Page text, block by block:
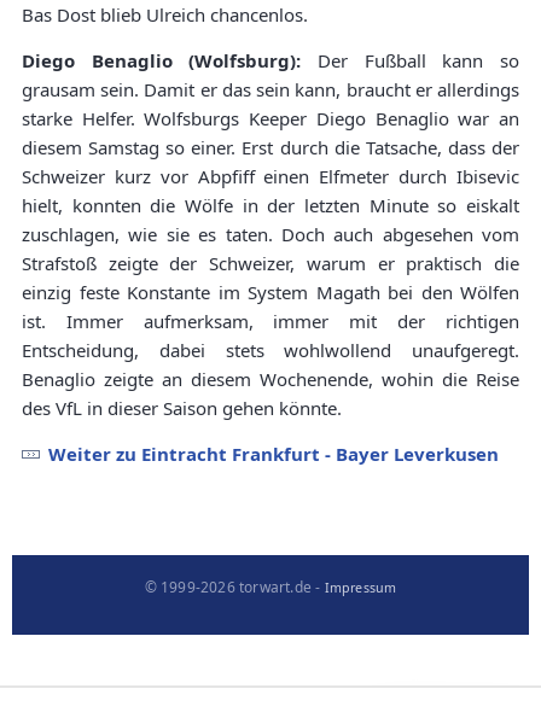
Bas Dost blieb Ulreich chancenlos.
Diego Benaglio (Wolfsburg): Der Fußball kann so
grausam sein. Damit er das sein kann, braucht er allerdings
starke Helfer. Wolfsburgs Keeper Diego Benaglio war an
diesem Samstag so einer. Erst durch die Tatsache, dass der
Schweizer kurz vor Abpfiff einen Elfmeter durch Ibisevic
hielt, konnten die Wölfe in der letzten Minute so eiskalt
zuschlagen, wie sie es taten. Doch auch abgesehen vom
Strafstoß zeigte der Schweizer, warum er praktisch die
einzig feste Konstante im System Magath bei den Wölfen
ist. Immer aufmerksam, immer mit der richtigen
Entscheidung, dabei stets wohlwollend unaufgeregt.
Benaglio zeigte an diesem Wochenende, wohin die Reise
des VfL in dieser Saison gehen könnte.
Weiter zu Eintracht Frankfurt - Bayer Leverkusen
© 1999-2026 torwart.de - Impressum